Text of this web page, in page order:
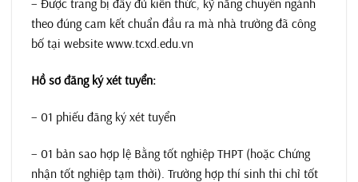
– Được trang bị đầy đủ kiến thức, kỹ năng chuyên ngành
theo đúng cam kết chuẩn đầu ra mà nhà trường đã công
bố tại website www.tcxd.edu.vn
Hồ sơ đăng ký xét tuyển:
– 01 phiếu đăng ký xét tuyển
– 01 bản sao hợp lệ Bằng tốt nghiệp THPT (hoặc Chứng
nhận tốt nghiệp tạm thời). Trường hợp thí sinh thi chỉ tốt